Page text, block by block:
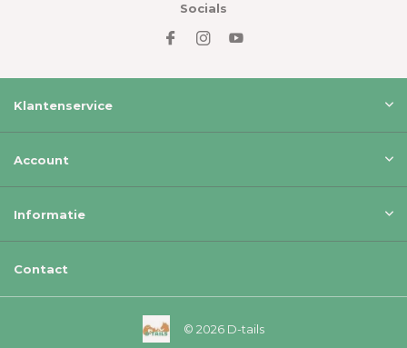
Socials
Klantenservice
Account
Informatie
Contact
© 2026 D-tails